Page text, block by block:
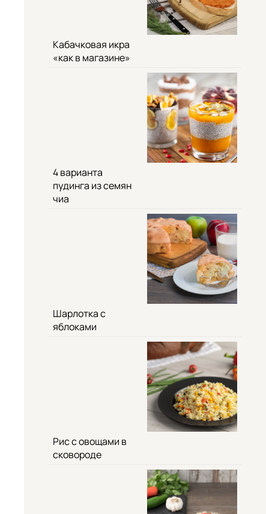
Кабачковая икра
«как в магазине»
4 варианта
пудинга из семян
чиа
Шарлотка с
яблоками
Рис с овощами в
сковороде